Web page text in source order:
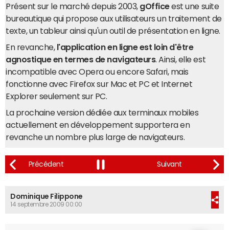
Présent sur le marché depuis 2003, gOfficeest une suite
bureautique qui propose aux utilisateurs un traitement de
texte, un tableur ainsi qu'un outil de présentation en ligne.
En revanche, l'application en ligne est loin d'être
agnostique en termes de navigateurs. Ainsi, elle est
incompatible avec Opera ou encore Safari, mais
fonctionne avec Firefox sur Mac et PC et Internet
Explorer seulement sur PC.
La prochaine version dédiée aux terminaux mobiles
actuellement en développement supportera en
revanche un nombre plus large de navigateurs.
Dominique Filippone
14 septembre 2009 00:00